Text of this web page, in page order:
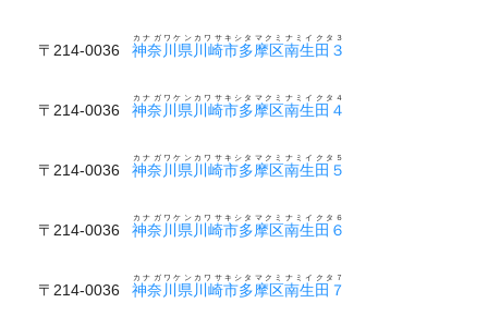
〒214-0036 神奈川県川崎市多摩区南生田３
カナガワケンカワサキシタマクミナミイクタ３
〒214-0036 神奈川県川崎市多摩区南生田４
カナガワケンカワサキシタマクミナミイクタ４
〒214-0036 神奈川県川崎市多摩区南生田５
カナガワケンカワサキシタマクミナミイクタ５
〒214-0036 神奈川県川崎市多摩区南生田６
カナガワケンカワサキシタマクミナミイクタ６
〒214-0036 神奈川県川崎市多摩区南生田７
カナガワケンカワサキシタマクミナミイクタ７